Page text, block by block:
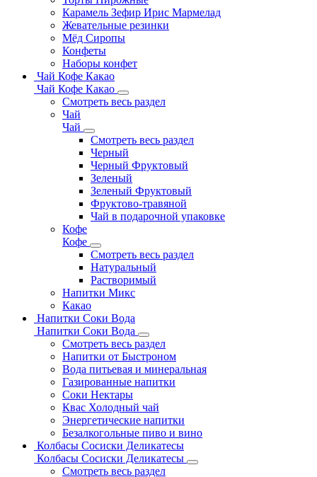
Карамель Зефир Ирис Мармелад
Жевательные резинки
Мёд Сиропы
Конфеты
Наборы конфет
Чай Кофе Какао
Чай Кофе Какао
Смотреть весь раздел
Чай
Чай
Смотреть весь раздел
Черный
Черный Фруктовый
Зеленый
Зеленый Фруктовый
Фруктово-травяной
Чай в подарочной упаковке
Кофе
Кофе
Смотреть весь раздел
Натуральный
Растворимый
Напитки Микс
Какао
Напитки Соки Вода
Напитки Соки Вода
Смотреть весь раздел
Напитки от Быстроном
Вода питьевая и минеральная
Газированные напитки
Соки Нектары
Квас Холодный чай
Энергетические напитки
Безалкогольные пиво и вино
Колбасы Сосиски Деликатесы
Колбасы Сосиски Деликатесы
Смотреть весь раздел